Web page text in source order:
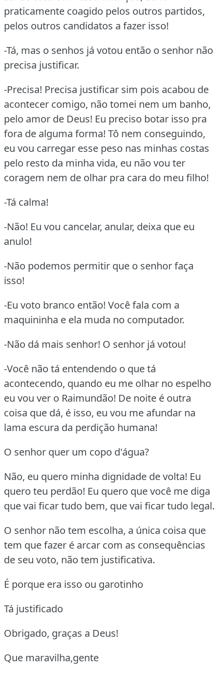
praticamente coagido pelos outros partidos,
pelos outros candidatos a fazer isso!
-Tá, mas o senhos já votou então o senhor não
precisa justificar.
-Precisa! Precisa justificar sim pois acabou de
acontecer comigo, não tomei nem um banho,
pelo amor de Deus! Eu preciso botar isso pra
fora de alguma forma! Tô nem conseguindo,
eu vou carregar esse peso nas minhas costas
pelo resto da minha vida, eu não vou ter
coragem nem de olhar pra cara do meu filho!
-Tá calma!
-Não! Eu vou cancelar, anular, deixa que eu
anulo!
-Não podemos permitir que o senhor faça
isso!
-Eu voto branco então! Você fala com a
maquininha e ela muda no computador.
-Não dá mais senhor! O senhor já votou!
-Você não tá entendendo o que tá
acontecendo, quando eu me olhar no espelho
eu vou ver o Raimundão! De noite é outra
coisa que dá, é isso, eu vou me afundar na
lama escura da perdição humana!
O senhor quer um copo d'água?
Não, eu quero minha dignidade de volta! Eu
quero teu perdão! Eu quero que você me diga
que vai ficar tudo bem, que vai ficar tudo legal.
O senhor não tem escolha, a única coisa que
tem que fazer é arcar com as consequências
de seu voto, não tem justificativa.
É porque era isso ou garotinho
Tá justificado
Obrigado, graças a Deus!
Que maravilha,gente